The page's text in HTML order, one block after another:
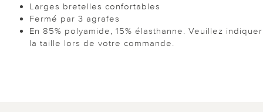
Larges bretelles confortables
Fermé par 3 agrafes
En 85% polyamide, 15% élasthanne. Veuillez indiquer
la taille lors de votre commande.